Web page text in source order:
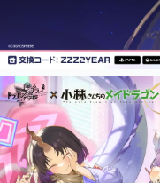
ピックア
電ファミのいま読まれ